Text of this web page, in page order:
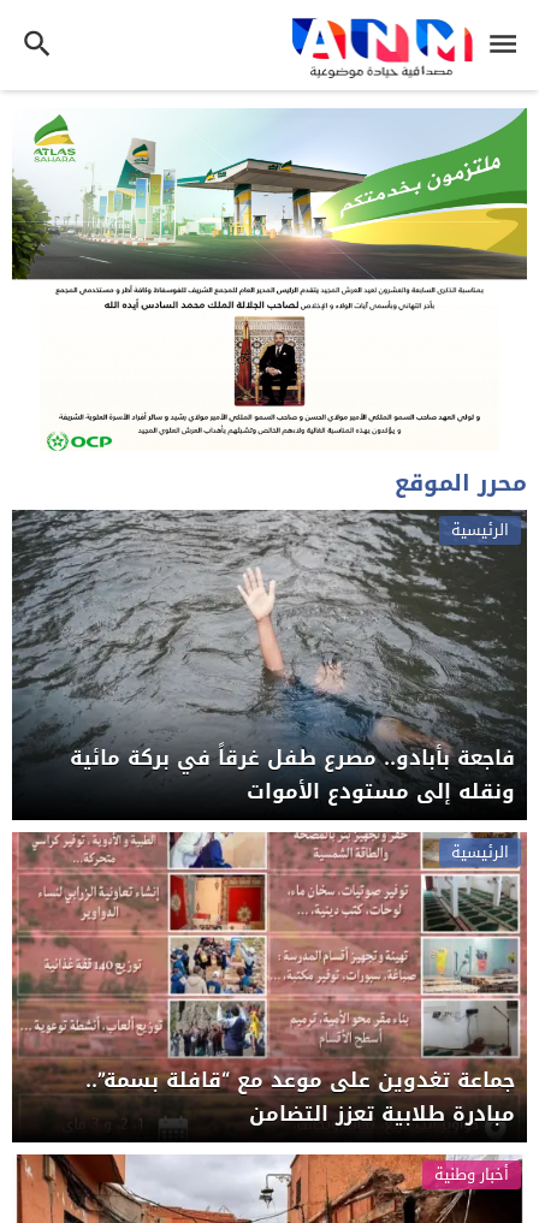
محرر الموقع
الرئيسية
فاجعة بأبادو.. مصرع طفل غرقاً في بركة مائية
ونقله إلى مستودع الأموات
الرئيسية
جماعة تغدوين على موعد مع “قافلة بسمة”..
مبادرة طلابية تعزز التضامن
أخبار وطنية